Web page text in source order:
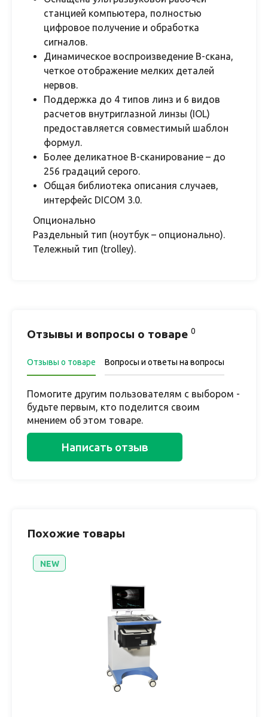
станцией компьютера, полностью
цифровое получение и обработка
сигналов.
Динамическое воспроизведение B-скана,
четкое отображение мелких деталей
нервов.
Поддержка до 4 типов линз и 6 видов
расчетов внутриглазной линзы (IOL)
предоставляется совместимый шаблон
формул.
Более деликатное B-сканирование – до
256 градаций серого.
Общая библиотека описания случаев,
интерфейс DICOM 3.0.
Опционально
Раздельный тип (ноутбук – опционально).
Тележный тип (trolley).
Отзывы и вопросы о товаре 0
Отзывы о товаре Вопросы и ответы на вопросы
Помогите другим пользователям с выбором -
будьте первым, кто поделится своим
мнением об этом товаре.
Написать отзыв
Похожие товары
NEW